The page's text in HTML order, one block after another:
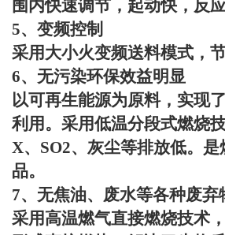
围内快速调节，起动快，反应
5、变频控制
采用大小火变频送料模式，节
6、无污染环保效益明显
以可再生能源为原料，实现
利用。采用低温分段式燃烧
X、 SO2、灰尘等排放低。
品。
7、无焦油、废水等各种废弃
采用高温燃气直接燃烧技术